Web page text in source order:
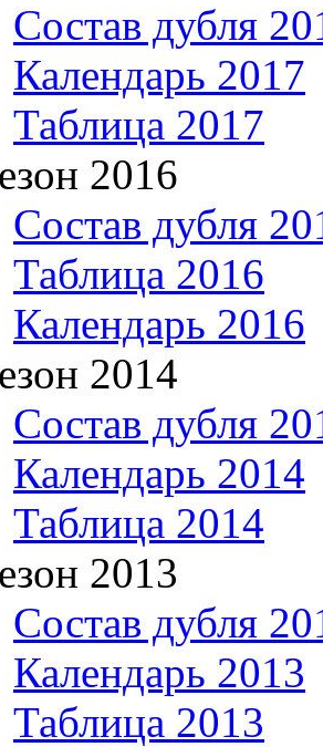
Состав дубля
Календарь 2017
Таблица 2017
2016
Состав дубля
Таблица 2016
Календарь 2016
2014
Состав дубля
Календарь 2014
Таблица 2014
2013
Состав дубля
Календарь 2013
Таблица 2013